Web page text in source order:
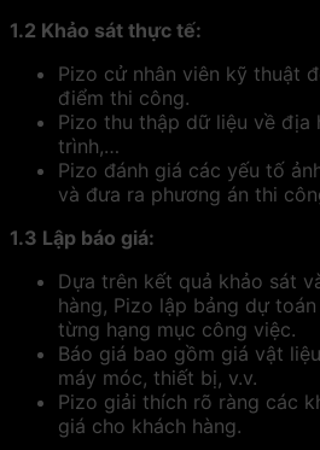
1.2 Khảo sát thực tế:
Pizo cử nhân viên kỹ thuật
điểm thi công.
Pizo thu thập dữ liệu về địa
trình,…
Pizo đánh giá các yếu tố
và đưa ra phương án thi
1.3 Lập báo giá:
Dựa trên kết quả khảo sát
hàng, Pizo lập bảng dự
từng hạng mục công việc.
Báo giá bao gồm giá vật
máy móc, thiết bị, v.v.
Pizo giải thích rõ ràng các
giá cho khách hàng.